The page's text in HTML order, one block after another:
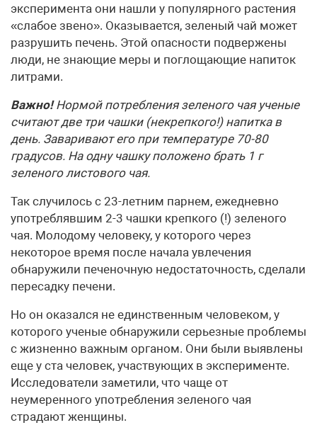
эксперимента они нашли у популярного растения
«слабое звено». Оказывается, зеленый чай может
разрушить печень. Этой опасности подвержены
люди, не знающие меры и поглощающие напиток
литрами.
Важно!Нормой потребления зеленого чая ученые
считают две три чашки (некрепкого!) напитка в
день. Заваривают его при температуре 70-80
градусов. На одну чашку положено брать 1 г
зеленого листового чая.
Так случилось с 23-летним парнем, ежедневно
употреблявшим 2-3 чашки крепкого (!) зеленого
чая. Молодому человеку, у которого через
некоторое время после начала увлечения
обнаружили печеночную недостаточность, сделали
пересадку печени.
Но он оказался не единственным человеком, у
которого ученые обнаружили серьезные проблемы
с жизненно важным органом. Они были выявлены
еще у ста человек, участвующих в эксперименте.
Исследователи заметили, что чаще от
неумеренного употребления зеленого чая
страдают женщины.